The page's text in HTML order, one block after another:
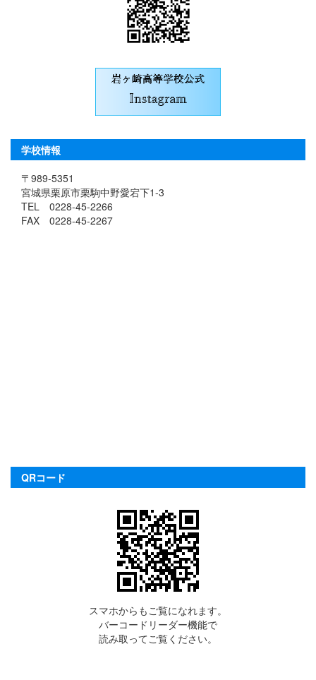
学校情報
〒989-5351
宮城県栗原市栗駒中野愛宕下1-3
TEL 0228-45-2266
FAX 0228-45-2267
QRコード
スマホからもご覧になれます。
バーコードリーダー機能で
読み取ってご覧ください。